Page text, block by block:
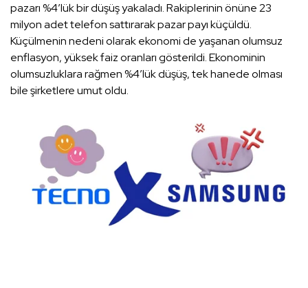
pazarı %4’lük bir düşüş yakaladı. Rakiplerinin önüne 23
milyon adet telefon sattırarak pazar payı küçüldü.
Küçülmenin nedeni olarak ekonomi de yaşanan olumsuz
enflasyon, yüksek faiz oranları gösterildi. Ekonominin
olumsuzluklara rağmen %4’lük düşüş, tek hanede olması
bile şirketlere umut oldu.